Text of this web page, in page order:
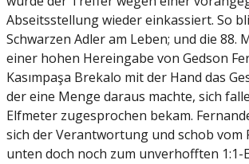
Abseitsstellung wieder einkassiert. So
Schwarzen Adler am Leben; und die 88.
einer hohen Hereingabe von Gedson
Kasımpaşa Brekalo mit der Hand das
der eine Menge daraus machte, sich
Elfmeter zugesprochen bekam.
sich der Verantwortung und schob vom
unten doch noch zum unverhofften 1:1-